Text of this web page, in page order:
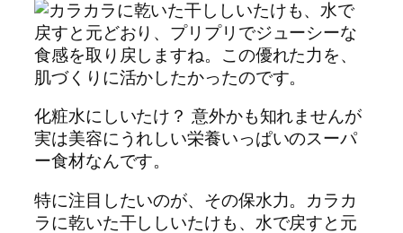
化粧水にしいたけ？ 意外かも知れませんが
実は美容にうれしい栄養いっぱいのスーパ
ー食材なんです。
特に注目したいのが、その保水力。カラカ
ラに乾いた干ししいたけも、水で戻すと元